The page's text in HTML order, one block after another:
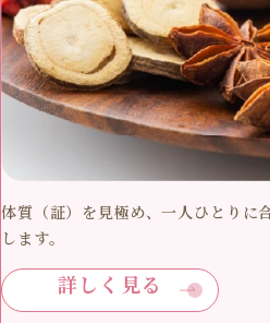
体質（証）を見極め、一人ひとりに
します。
詳しく見る